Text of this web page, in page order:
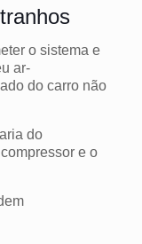
o sistema e
ar-
do carro não
do
e o